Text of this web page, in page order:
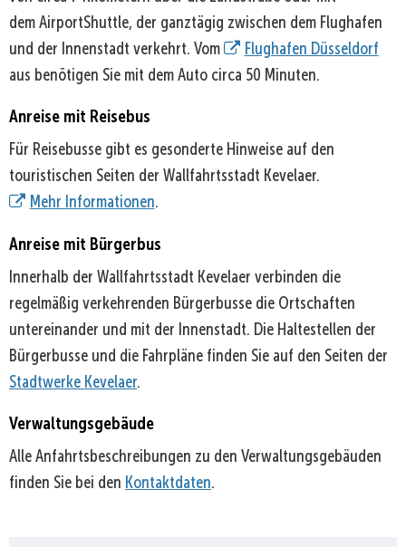
dem AirportShuttle, der ganztägig zwischen dem Flughafen
und der Innenstadt verkehrt. Vom
Flughafen Düsseldorf
aus benötigen Sie mit dem Auto circa 50 Minuten.
Anreise mit Reisebus
Für Reisebusse gibt es gesonderte Hinweise auf den
touristischen Seiten der Wallfahrtsstadt Kevelaer.
Mehr Informationen.
Anreise mit Bürgerbus
Innerhalb der Wallfahrtsstadt Kevelaer verbinden die
regelmäßig verkehrenden Bürgerbusse die Ortschaften
untereinander und mit der Innenstadt. Die Haltestellen der
Bürgerbusse und die Fahrpläne finden Sie auf den Seiten der
Stadtwerke Kevelaer.
Verwaltungsgebäude
Alle Anfahrtsbeschreibungen zu den Verwaltungsgebäuden
finden Sie bei den Kontaktdaten.